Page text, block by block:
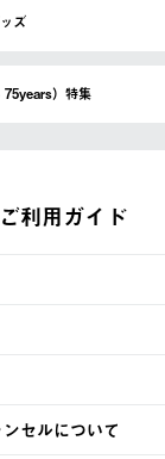
ズ
）特集
ご利用ガイド
支払いいただけます
営業日以内に商品を
んので、木曜日以
ます。
セルについて